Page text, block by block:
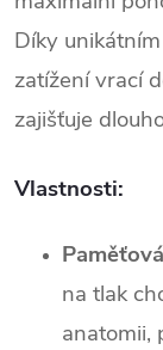
Díky
zatížení vrací
zajišťuje
Vlastnosti:
na tlak
anatomii,